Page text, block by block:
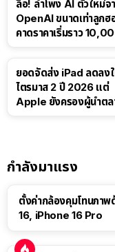
ลือ! ลำโพง AI ตัวใหม่จ
OpenAI ขนาดเท่าลูกฮ
คาดราคาเริ่มราว
ยอดจัดส่ง iPad ลดลง
ไตรมาส 2 ปี 2026 แต่
Apple ยังครองผู้นำตล
กำลังมาแรง
ตั้งค่ากล้องคุมโทนภา
16, iPhone 16 Pro